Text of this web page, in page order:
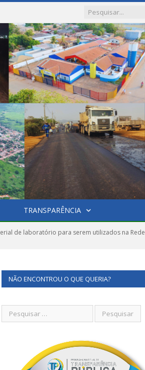
TRANSPARÊNCIA
de laboratório para serem utilizados na Rede
NÃO ENCONTROU O QUE QUERIA?